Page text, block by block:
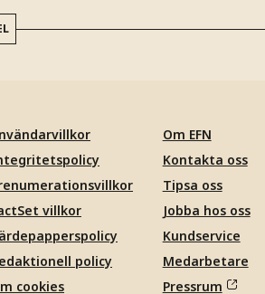
villkor
policy
cookies
Om EFN
Kontakta oss
Tipsa oss
Jobba hos oss
Kundservice
Medarbetare
Pressrum